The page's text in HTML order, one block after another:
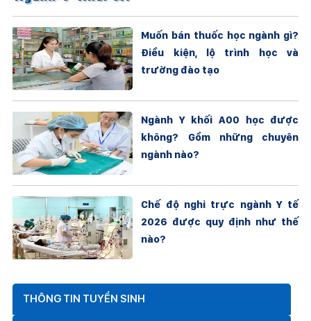
Muốn bán thuốc học ngành gì?
Điều kiện, lộ trình học và
trường đào tạo
Ngành Y khối A00 học được
không? Gồm những chuyên
ngành nào?
Chế độ nghỉ trực ngành Y tế
2026 được quy định như thế
nào?
THÔNG TIN TUYỂN SINH